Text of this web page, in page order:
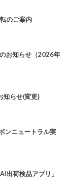
のご案内
お知らせ（2026年
らせ(変更)
ンニュートラル実
出荷検品アプリ」